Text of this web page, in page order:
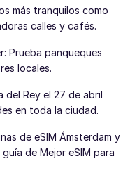
más tranquilos como
calles y cafés.
Prueba panqueques
locales.
del Rey el 27 de abril
en toda la ciudad.
de eSIM Ámsterdam y
de Mejor eSIM para